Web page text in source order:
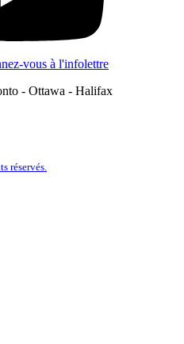
vous à l'infolettre
- Ottawa - Halifax
réservés.